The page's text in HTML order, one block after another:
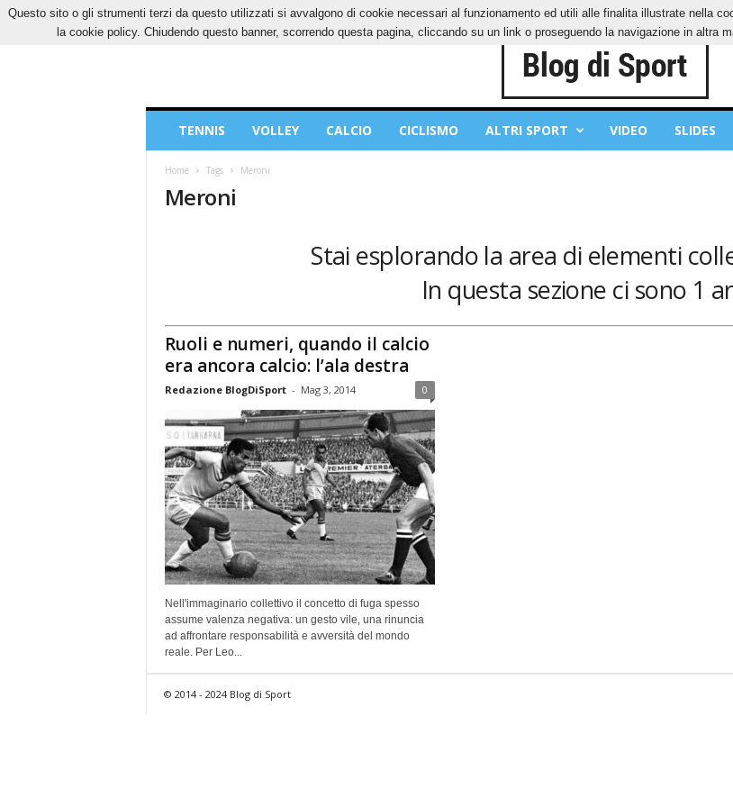
SABATO, 8 AGOSTO 2026 CONTATTI COOKIES PRIVACY POLICY
Sport
TENNIS VOLLEY CALCIO CICLISMO ALTRI SPORT VIDEO SLIDES
Home Tags Meroni
Meroni
Stai esplorando la area di elementi
In questa sezione ci sono 1
Ruoli e numeri, quando il calcio
era ancora calcio: l’ala destra
Redazione BlogDiSport - Mag 3, 2014 0
Nell'immaginario collettivo il concetto di fuga spesso
assume valenza negativa: un gesto vile, una rinuncia
ad affrontare responsabilità e avversità del mondo
reale. Per Leo...
© 2014 - 2024 Blog di Sport
Questo sito o gli strumenti terzi da questo utilizzati si avvalgono di cookie necessari al funzionamento ed utili alle finalita illustrate nella
la cookie policy. Chiudendo questo banner, scorrendo questa pagina, cliccando su un link o proseguendo la navigazione in altra